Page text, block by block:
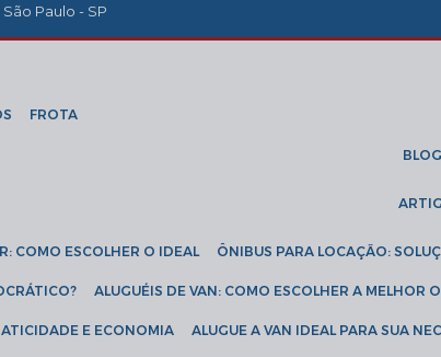
Paulo - SP
FROTA
BLOG
COMO ESCOLHER O IDEAL ÔNIBUS PARA LOCAÇÃO:
ALUGUÉIS DE VAN: COMO ESCOLHER A MELHOR
E ECONOMIA ALUGUE A VAN IDEAL PARA SUA